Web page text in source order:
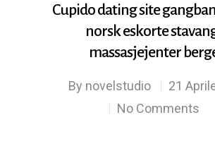
Cupido dating site
norsk eskorte
massasjejenter
By novelstudio
21
No Comments